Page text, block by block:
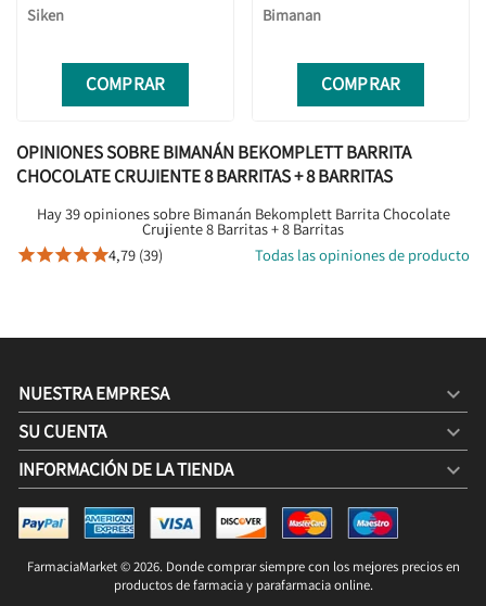
BIMANÁN BEKOMPLETT BARRITA CHOCOLATE CRUJIENTE
8 BARRITAS + 8 BARRITAS
34,95 € 25,95 €
COMPRAR
Siken
COMPRAR
Bimanan
COMPRAR
OPINIONES SOBRE BIMANÁN BEKOMPLETT BARRITA
CHOCOLATE CRUJIENTE 8 BARRITAS + 8 BARRITAS
Hay 39 opiniones sobre Bimanán Bekomplett Barrita Chocolate
Crujiente 8 Barritas + 8 Barritas
4,79 (39) Todas las opiniones de producto
NUESTRA EMPRESA 
SU CUENTA 
INFORMACIÓN DE LA TIENDA keyboard_arrow_down
FarmaciaMarket © 2026. Donde comprar siempre con los mejores precios en
productos de farmacia y parafarmacia online.